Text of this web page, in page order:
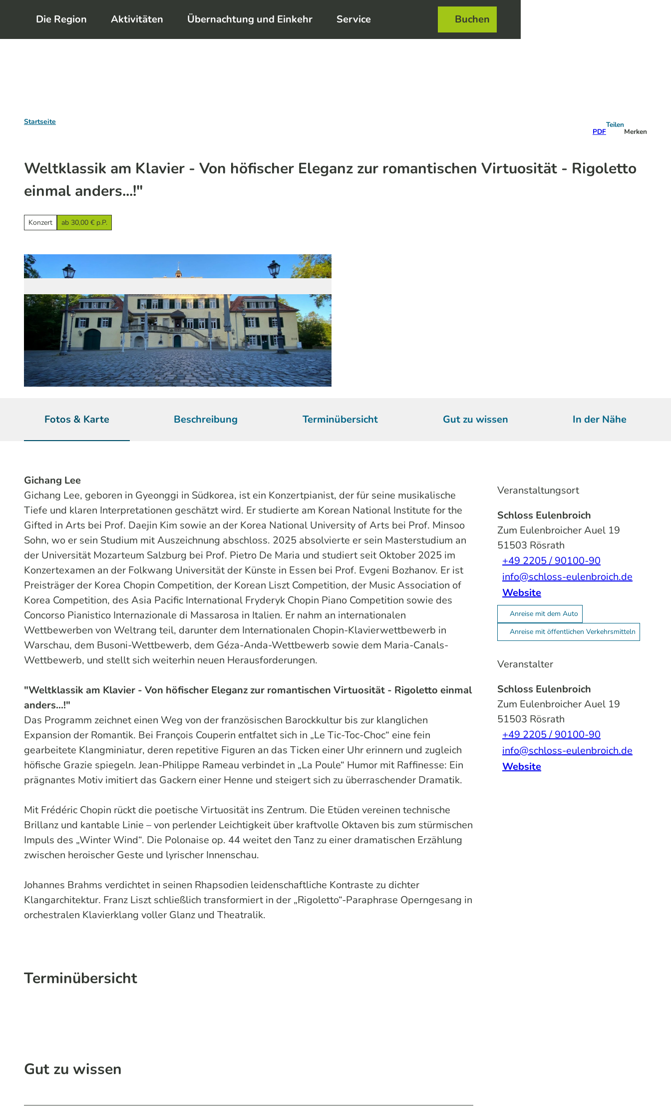
m
Die Region Aktivitäten Übernachtung und Einkehr Service Buchen
Startseite
PDF
Teilen
Merken
Weltklassik am Klavier - Von höfischer Eleganz zur romantischen Virtuosität - Rigoletto
einmal anders...!"
Konzert ab 30,00 € p.P.
Fotos & Karte Beschreibung Terminübersicht Gut zu wissen In der Nähe
Gichang Lee
Gichang Lee, geboren in Gyeonggi in Südkorea, ist ein Konzertpianist, der für seine musikalische
Tiefe und klaren Interpretationen geschätzt wird. Er studierte am Korean National Institute for the
Gifted in Arts bei Prof. Daejin Kim sowie an der Korea National University of Arts bei Prof. Minsoo
Sohn, wo er sein Studium mit Auszeichnung abschloss. 2025 absolvierte er sein Masterstudium an
der Universität Mozarteum Salzburg bei Prof. Pietro De Maria und studiert seit Oktober 2025 im
Konzertexamen an der Folkwang Universität der Künste in Essen bei Prof. Evgeni Bozhanov. Er ist
Preisträger der Korea Chopin Competition, der Korean Liszt Competition, der Music Association of
Korea Competition, des Asia Pacific International Fryderyk Chopin Piano Competition sowie des
Concorso Pianistico Internazionale di Massarosa in Italien. Er nahm an internationalen
Wettbewerben von Weltrang teil, darunter dem Internationalen Chopin-Klavierwettbewerb in
Warschau, dem Busoni-Wettbewerb, dem Géza-Anda-Wettbewerb sowie dem Maria-Canals-
Wettbewerb, und stellt sich weiterhin neuen Herausforderungen.
"Weltklassik am Klavier - Von höfischer Eleganz zur romantischen Virtuosität - Rigoletto einmal
anders...!"
Das Programm zeichnet einen Weg von der französischen Barockkultur bis zur klanglichen
Expansion der Romantik. Bei François Couperin entfaltet sich in „Le Tic-Toc-Choc“ eine fein
gearbeitete Klangminiatur, deren repetitive Figuren an das Ticken einer Uhr erinnern und zugleich
höfische Grazie spiegeln. Jean-Philippe Rameau verbindet in „La Poule“ Humor mit Raffinesse: Ein
prägnantes Motiv imitiert das Gackern einer Henne und steigert sich zu überraschender Dramatik.
Mit Frédéric Chopin rückt die poetische Virtuosität ins Zentrum. Die Etüden vereinen technische
Brillanz und kantable Linie – von perlender Leichtigkeit über kraftvolle Oktaven bis zum stürmischen
Impuls des „Winter Wind“. Die Polonaise op. 44 weitet den Tanz zu einer dramatischen Erzählung
zwischen heroischer Geste und lyrischer Innenschau.
Johannes Brahms verdichtet in seinen Rhapsodien leidenschaftliche Kontraste zu dichter
Klangarchitektur. Franz Liszt schließlich transformiert in der „Rigoletto“-Paraphrase Operngesang in
orchestralen Klavierklang voller Glanz und Theatralik.
Terminübersicht
Gut zu wissen
Veranstaltungsort
Schloss Eulenbroich
Zum Eulenbroicher Auel 19
51503 Rösrath
+49 2205 / 90100-90
info@schloss-eulenbroich.de
Website
Anreise mit dem Auto
Anreise mit öffentlichen Verkehrsmitteln
Veranstalter
Schloss Eulenbroich
Zum Eulenbroicher Auel 19
51503 Rösrath
+49 2205 / 90100-90
info@schloss-eulenbroich.de
Website